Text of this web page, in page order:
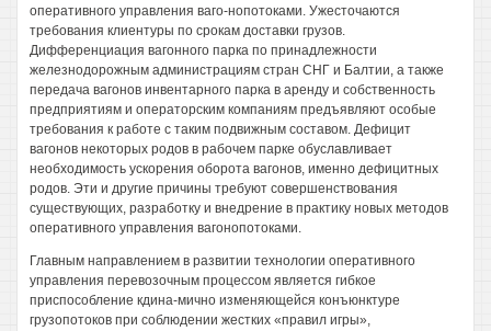
оперативного управления ваго-нопотоками. Ужесточаются
требования клиентуры по срокам доставки грузов.
Дифференциация вагонного парка по принадлежности
железнодорожным администрациям стран СНГ и Балтии, а также
передача вагонов инвентарного парка в аренду и собственность
предприятиям и операторским компаниям предъявляют особые
требования к работе с таким подвижным составом. Дефицит
вагонов некоторых родов в рабочем парке обуславливает
необходимость ускорения оборота вагонов, именно дефицитных
родов. Эти и другие причины требуют совершенствования
существующих, разработку и внедрение в практику новых методов
оперативного управления вагонопотоками.
Главным направлением в развитии технологии оперативного
управления перевозочным процессом является гибкое
приспособление кдина-мично изменяющейся конъюнктуре
грузопотоков при соблюдении жестких «правил игры»,